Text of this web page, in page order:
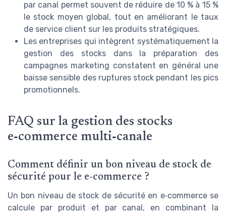
par canal permet souvent de réduire de 10 % à 15 %
le stock moyen global, tout en améliorant le taux
de service client sur les produits stratégiques.
Les entreprises qui intègrent systématiquement la
gestion des stocks dans la préparation des
campagnes marketing constatent en général une
baisse sensible des ruptures stock pendant les pics
promotionnels.
FAQ sur la gestion des stocks
e‑commerce multi‑canale
Comment définir un bon niveau de stock de
sécurité pour le e‑commerce ?
Un bon niveau de stock de sécurité en e‑commerce se
calcule par produit et par canal, en combinant la